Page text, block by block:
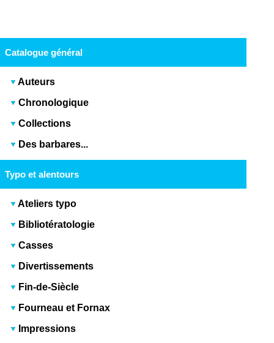
Catalogue général
Auteurs
Chronologique
Collections
Des barbares...
Typo et alentours
Ateliers typo
Bibliotératologie
Casses
Divertissements
Fin-de-Siècle
Fourneau et Fornax
Impressions